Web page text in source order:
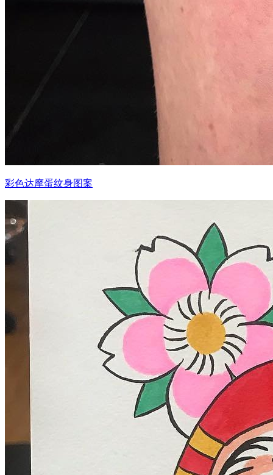
彩色达摩蛋纹身图案